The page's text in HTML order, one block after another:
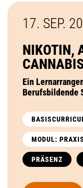
17. SEP.
NIKOTIN,
Ein
Berufsbildende
MODUL:
PRÄSENZ